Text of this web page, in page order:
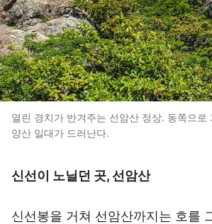
열린 경치가 반겨주는 선암산 정상. 동쪽으로
양산 일대가 드러난다.
신선이 노닐던 곳, 선암산
신선봉을 거쳐 선암산까지는 호를